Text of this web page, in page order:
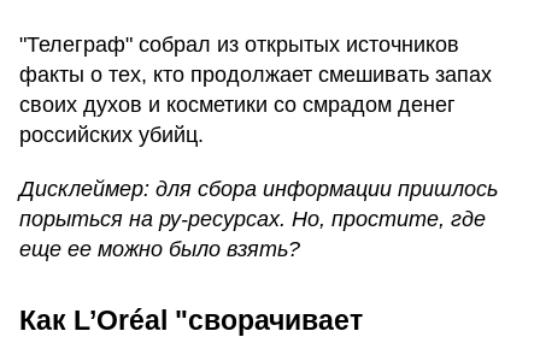
"Телеграф" собрал из открытых источников
факты о тех, кто продолжает смешивать запах
своих духов и косметики со смрадом денег
российских убийц.
Дисклеймер: для сбора информации пришлось
порыться на ру-ресурсах. Но, простите, где
еще ее можно было взять?
Как L’Oréal "сворачивает